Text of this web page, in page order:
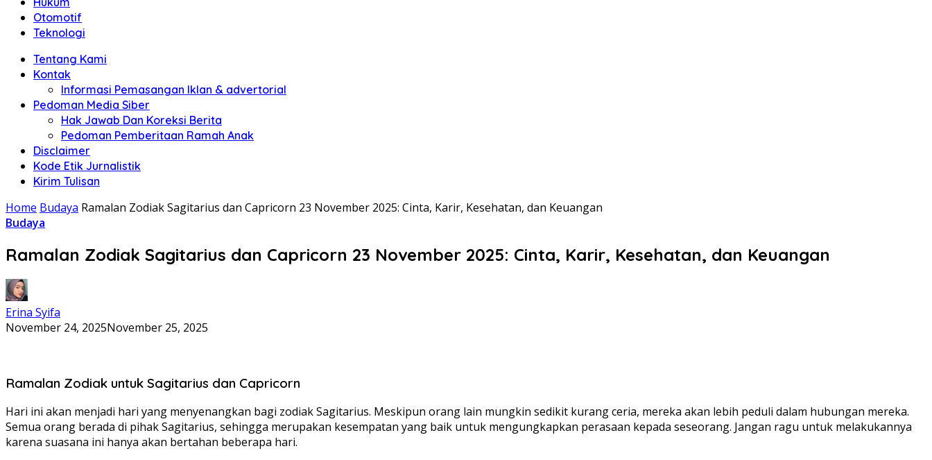
Otomotif
Teknologi
Tentang Kami
Kontak
Informasi Pemasangan Iklan & advertorial
Pedoman Media Siber
Hak Jawab Dan Koreksi Berita
Pedoman Pemberitaan Ramah Anak
Disclaimer
Kode Etik Jurnalistik
Kirim Tulisan
Home Budaya Ramalan Zodiak Sagitarius dan Capricorn 23 November 2025: Cinta, Karir, Kesehatan, dan Keuangan
Budaya
Ramalan Zodiak Sagitarius dan Capricorn 23 November 2025: Cinta, Karir, Kesehatan, dan Keuangan
Erina Syifa
November 24, 2025November 25, 2025
Ramalan Zodiak untuk Sagitarius dan Capricorn
Hari ini akan menjadi hari yang menyenangkan bagi zodiak Sagitarius. Meskipun orang lain mungkin sedikit kurang ceria, mereka akan lebih peduli dalam hubungan mereka.
Semua orang berada di pihak Sagitarius, sehingga merupakan kesempatan yang baik untuk mengungkapkan perasaan kepada seseorang. Jangan ragu untuk melakukannya
karena suasana ini hanya akan bertahan beberapa hari.